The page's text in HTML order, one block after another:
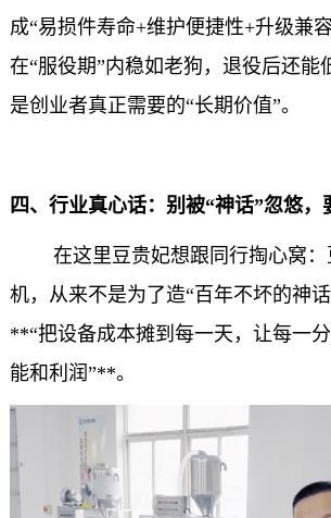
成“易损件寿命+维护便捷性+升级兼
在“服役期”内稳如老狗，退役后还能
是创业者真正需要的“长期价值”。
四、行业真心话：别被“神话”忽悠，
在这里豆贵妃想跟同行掏心窝
机，从来不是为了造“百年不坏的神
**“把设备成本摊到每一天，让每一
能和利润”**。